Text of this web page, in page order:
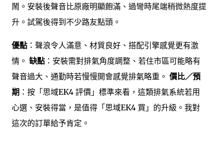
鬧。安裝後聲音比原廠明顯飽滿、過彎時尾端稍微熱度提
升。試駕後得到不少路友點頭。
優點 ：聲浪令人滿意、材質良好、搭配引擎感覺更有激
情。 缺點 ：安裝需對排氣角度調整、若住市區可能略有
聲音過大、通勤時若慢慢開會感覺排氣略重。 價比／預
期 ：按「思域EK4 評價」標準來看，這類排氣系統若用
心選、安裝得當，是值得「思域EK4 買」的升級。我對
這次的訂單給予肯定。